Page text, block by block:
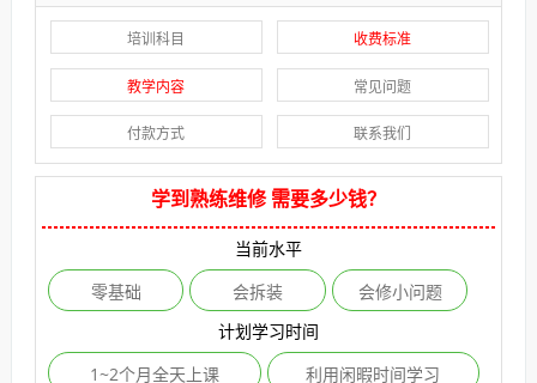
培训科目 收费标准
教学内容 常见问题
付款方式 联系我们
学到熟练维修 需要多少钱？
当前水平
零基础
会拆装
会修小问题
计划学习时间
1~2个月全天上课
利用闲暇时间学习